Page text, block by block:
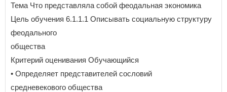
Тема Что представляла собой феодальная экономика
Цель обучения 6.1.1.1 Описывать социальную структуру
феодального
общества
Критерий оценивания Обучающийся
• Определяет представителей сословий
средневекового общества